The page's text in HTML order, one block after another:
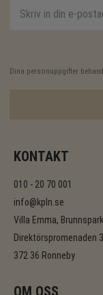
Dina personuppgifter
KONTAKT
010 - 20 70 001
info@kpln.se
Villa Emma,
Direktörspromenaden 3
372 36 Ronneby
OM OSS